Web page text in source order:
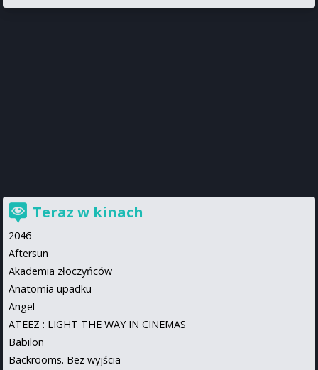
Teraz w kinach
2046
Aftersun
Akademia złoczyńców
Anatomia upadku
Angel
ATEEZ : LIGHT THE WAY IN CINEMAS
Babilon
Backrooms. Bez wyjścia